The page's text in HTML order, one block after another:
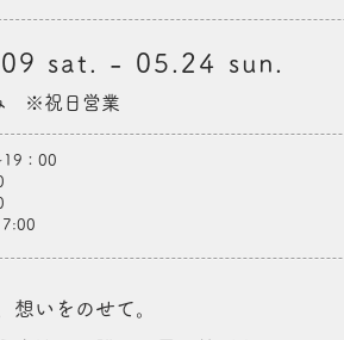
sat. - 05.24 sun.
※祝日営業
19：00
想いをのせて。